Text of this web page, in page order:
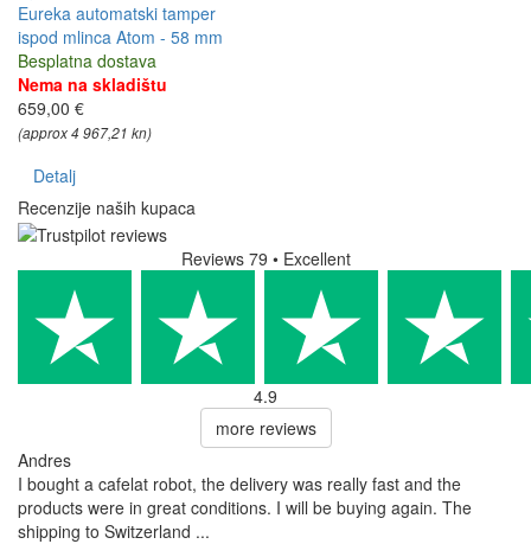
Eureka automatski tamper
ispod mlinca Atom - 58 mm
Besplatna dostava
Nema na skladištu
659,00 €
(approx 4 967,21 kn)
Detalj
Recenzije naših kupaca
Reviews 79 • Excellent
4.9
more reviews
Andres
I bought a cafelat robot, the delivery was really fast and the
products were in great conditions. I will be buying again. The
shipping to Switzerland ...